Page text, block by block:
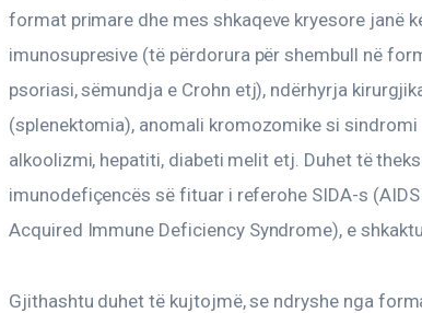
format primare dhe mes shkaqeve kryesore janë
imunosupresive (të përdorura për shembull në
psoriasi, sëmundja e Crohn etj), ndërhyrja
(splenektomia), anomali kromozomike si sindromi
alkoolizmi, hepatiti, diabeti melit etj. Duhet të
imunodefiçencës së fituar i referohe SIDA-s
Acquired Immune Deficiency Syndrome), e
Gjithashtu duhet të kujtojmë, se ndryshe nga